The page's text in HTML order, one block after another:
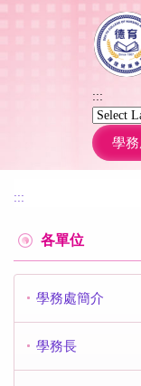
:::
學
:::
各單位
學務處簡介
學務長